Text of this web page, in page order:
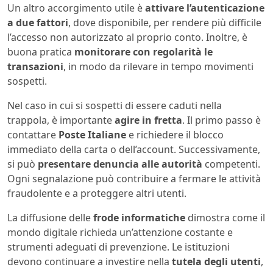
Un altro accorgimento utile èattivare l’autenticazione
a due fattori, dove disponibile, per rendere più difficile
l’accesso non autorizzato al proprio conto. Inoltre, è
buona pratica monitorare con regolarità le
transazioni, in modo da rilevare in tempo movimenti
sospetti.
Nel caso in cui si sospetti di essere caduti nella
trappola, è importanteagire in fretta. Il primo passo è
contattare Poste Italiane e richiedere il blocco
immediato della carta o dell’account. Successivamente,
si può presentare denuncia alle autorità competenti.
Ogni segnalazione può contribuire a fermare le attività
fraudolente e a proteggere altri utenti.
La diffusione dellefrode informatiche dimostra come il
mondo digitale richieda un’attenzione costante e
strumenti adeguati di prevenzione. Le istituzioni
devono continuare a investire nella tutela degli utenti,